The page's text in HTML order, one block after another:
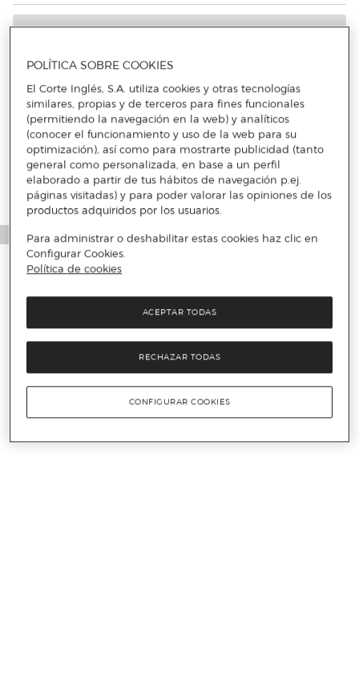
Más info
POLÍTICA SOBRE COOKIES
El Corte Inglés, S.A. utiliza cookies y otras tecnologías
similares, propias y de terceros para fines funcionales
(permitiendo la navegación en la web) y analíticos
(conocer el funcionamiento y uso de la web para su
optimización), así como para mostrarte publicidad (tanto
general como personalizada, en base a un perfil
elaborado a partir de tus hábitos de navegación p.ej.
páginas visitadas) y para poder valorar las opiniones de los
productos adquiridos por los usuarios.
Para administrar o deshabilitar estas cookies haz clic en
Configurar Cookies.
Política de cookies
RECHAZAR TODAS
ACEPTAR TODAS
CONFIGURAR COOKIES